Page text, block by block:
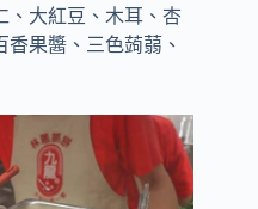
、大紅豆、木耳、杏
果醬、三色蒟蒻、